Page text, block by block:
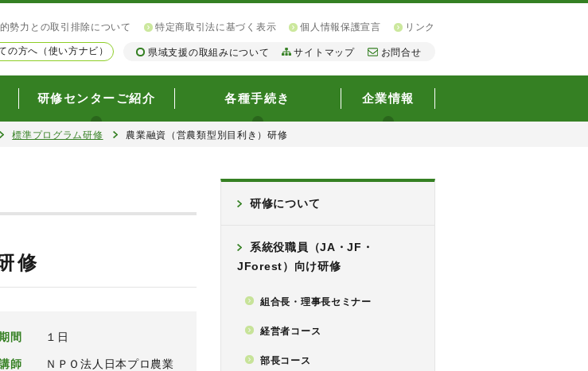
勢力との取引排除について 特定商取引法に基づく表示 個人情報保護宣言 リンク
の方へ（使い方ナビ） 県域支援の取組みについて サイトマップ お問合せ
研修センターご紹介 各種手続き 企業情報
標準プログラム研修 農業融資（営農類型別目利き）研修
修
間 １日
師
ＮＰＯ法人日本プロ農業
研修について
系統役職員（JA・JF・
JForest）向け研修
組合長・理事長セミナー
経営者コース
部長コース